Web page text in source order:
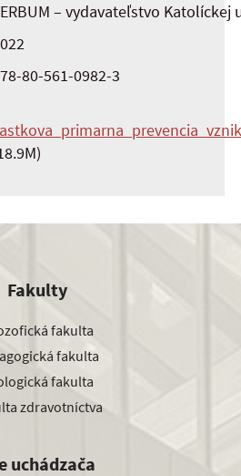
– vydavateľstvo
80-561-0982-3
Fakulty
fakulta
fakulta
fakulta
zdravotníctva
uchádzača